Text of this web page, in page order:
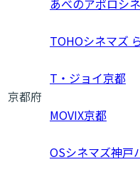
あべのアポロシ
TOHOシネマズ
京都府
T・ジョイ京都
MOVIX京都
OSシネマズ神戸